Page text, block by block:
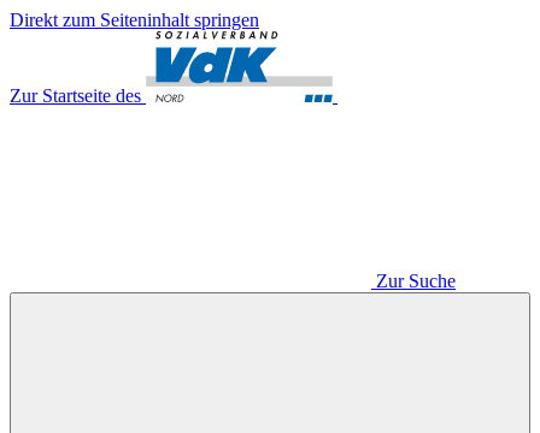
Direkt zum Seiteninhalt springen
Zur Startseite des
Zur Suche